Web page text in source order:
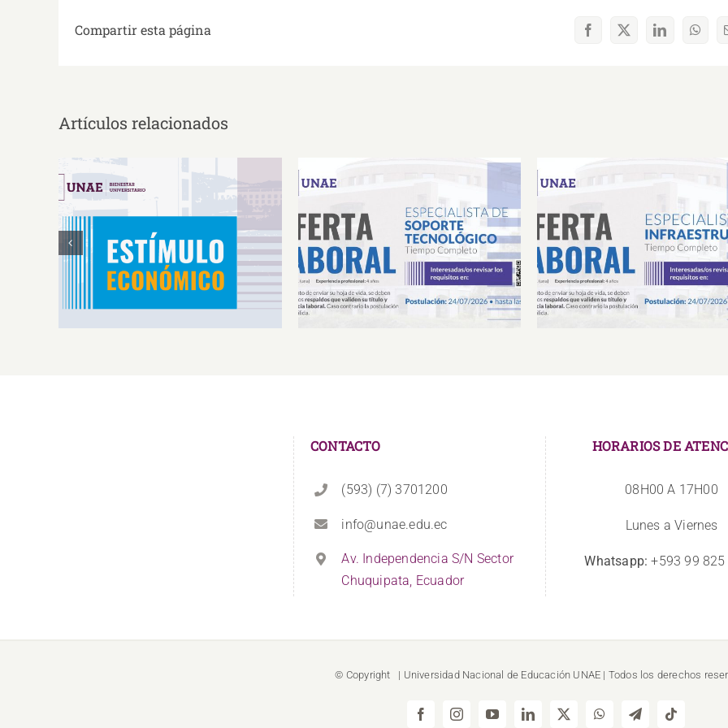
Compartir esta página Facebook
X LinkedIn
Artículos relacionados
Estímulos Económicos para
Deportistas de Alto
Rendimiento IS2026
Oferta Laboral Especialista de
Soporte Tecnológico
Oferta Laboral Especialista
Infraestructura
CONTACTO
(593) (7) 3701200
info@unae.edu.ec
Av. Independencia S/N Sector
Chuquipata, Ecuador
HORARIOS DE
08H00 A 17H00
Lunes a Viernes
Whatsapp: +593 99 825
© Copyright | Universidad Nacional de Educación UNAE | Todos los derechos
FacebookInstagramYouTubeLinkedIn
X WhatsAppTelegramTiktok